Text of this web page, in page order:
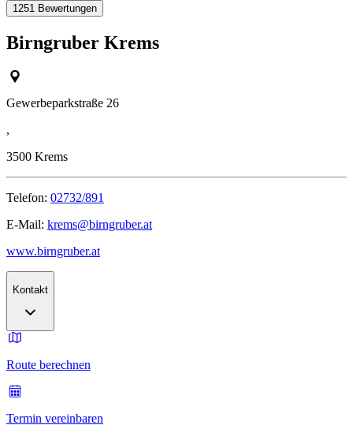
1251 Bewertungen
Birngruber Krems
Gewerbeparkstraße 26
,
3500 Krems
Telefon: 02732/891
E-Mail: krems@birngruber.at
www.birngruber.at
Kontakt
Route berechnen
Termin vereinbaren